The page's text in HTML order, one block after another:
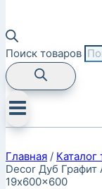
Поиск товаров
Главная / Каталог
Decor Дуб Графит
19x600x600